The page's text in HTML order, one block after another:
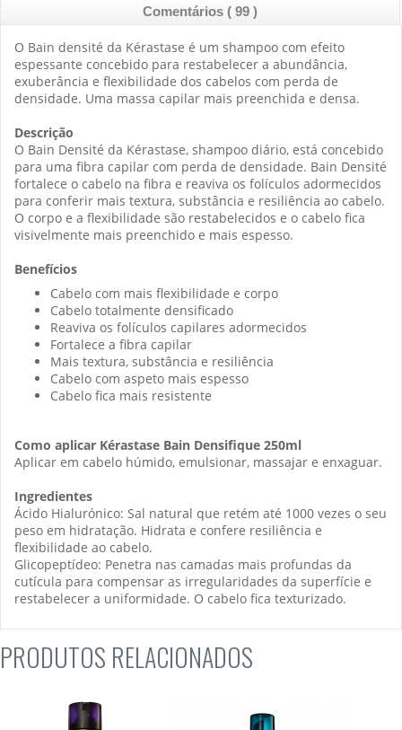
Comentários ( 99 )
O Bain densité da Kérastase é um shampoo com efeito
espessante concebido para restabelecer a abundância,
exuberância e flexibilidade dos cabelos com perda de
densidade. Uma massa capilar mais preenchida e densa.
Descrição
O Bain Densité da Kérastase, shampoo diário, está concebido
para uma fibra capilar com perda de densidade. Bain Densité
fortalece o cabelo na fibra e reaviva os folículos adormecidos
para conferir mais textura, substância e resiliência ao cabelo.
O corpo e a flexibilidade são restabelecidos e o cabelo fica
visivelmente mais preenchido e mais espesso.
Benefícios
Cabelo com mais flexibilidade e corpo
Cabelo totalmente densificado
Reaviva os folículos capilares adormecidos
Fortalece a fibra capilar
Mais textura, substância e resiliência
Cabelo com aspeto mais espesso
Cabelo fica mais resistente
Como aplicar Kérastase Bain Densifique 250ml
Aplicar em cabelo húmido, emulsionar, massajar e enxaguar.
Ingredientes
Ácido Hialurónico: Sal natural que retém até 1000 vezes o seu
peso em hidratação. Hidrata e confere resiliência e
flexibilidade ao cabelo.
Glicopeptídeo: Penetra nas camadas mais profundas da
cutícula para compensar as irregularidades da superfície e
restabelecer a uniformidade. O cabelo fica texturizado.
PRODUTOS RELACIONADOS